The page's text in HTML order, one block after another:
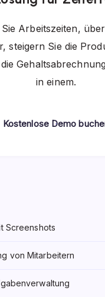
Arbeitszeiten,
steigern Sie die
in einem.
Kostenlose Demo
Screenshots
von Mitarbeitern